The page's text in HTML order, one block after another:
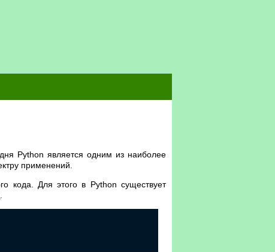
Python является одним из наиболее
применений.
кода. Для этого в Python существует